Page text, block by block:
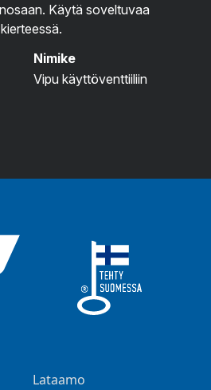
Käytä soveltuvaa
Nimike
Vipu käyttöventtiiliin
Lataamo